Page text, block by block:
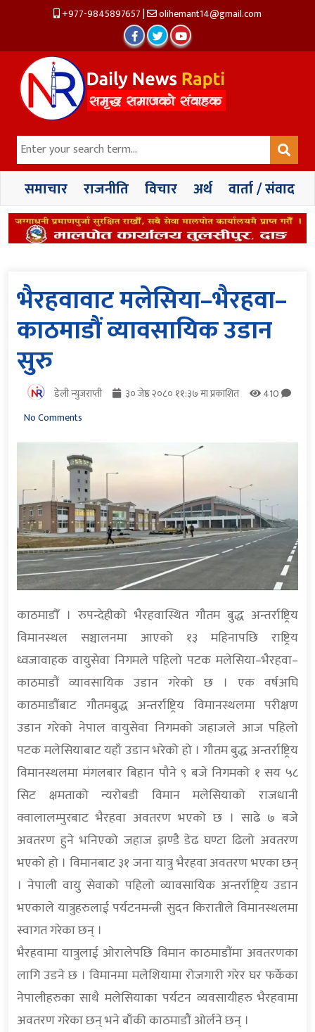
+977-9845897657| olihemant14@gmail.com
समाचार राजनीति विचार अर्थ वार्ता / संवाद
भैरहवावाट मलेसिया–भैरहवा–
काठमाडौं व्यावसायिक उडान
सुरु
डेली न्युजराप्ती ३० जेष्ठ २०८० ११:३७ मा प्रकाशित
410
No Comments
काठमाडौँ । रुपन्देहीको भैरहवास्थित गौतम बुद्ध अन्तर्राष्ट्रिय
विमानस्थल सञ्चालनमा आएको १३ महिनापछि राष्ट्रिय
ध्वजावाहक वायुसेवा निगमले पहिलो पटक मलेसिया–भैरहवा–
काठमाडौं व्यावसायिक उडान गरेको छ । एक वर्षअघि
काठमाडाैंबाट गौतमबुद्ध अन्तर्राष्ट्रिय विमानस्थलमा परीक्षण
उडान गरेको नेपाल वायुसेवा निगमको जहाजले आज पहिलो
पटक मलेसियाबाट यहाँ उडान भरेको हो । गौतम बुद्ध अन्तर्राष्ट्रिय
विमानस्थलमा मंगलबार बिहान पौने ९ बजे निगमको १ सय ५८
सिट क्षमताको न्यरोबडी विमान मलेसियाको राजधानी
क्वालालम्पुरबाट भैरहवा अवतरण भएको छ । साढे ७ बजे
अवतरण हुने भनिएको जहाज झण्डै डेढ घण्टा ढिलो अवतरण
भएको हो । विमानबाट ३१ जना यात्रु भैरहवा अवतरण भएका छन्
। नेपाली वायु सेवाको पहिलो व्यावसायिक अन्तर्राष्ट्रिय उडान
भएकाले यात्रुहरुलाई पर्यटनमन्त्री सुदन किरातीले विमानस्थलमा
स्वागत गरेका छन् ।
भैरहवामा यात्रुलाई ओरालेपछि विमान काठमाडौंमा अवतरणका
लागि उडने छ । विमानमा मलेशियामा रोजगारी गरेर घर फर्केका
नेपालीहरुका साथै मलेसियाका पर्यटन व्यवसायीहरु भैरहवामा
अवतरण गरेका छन् भने बाँकी काठमाडौं ओर्लने छन् ।